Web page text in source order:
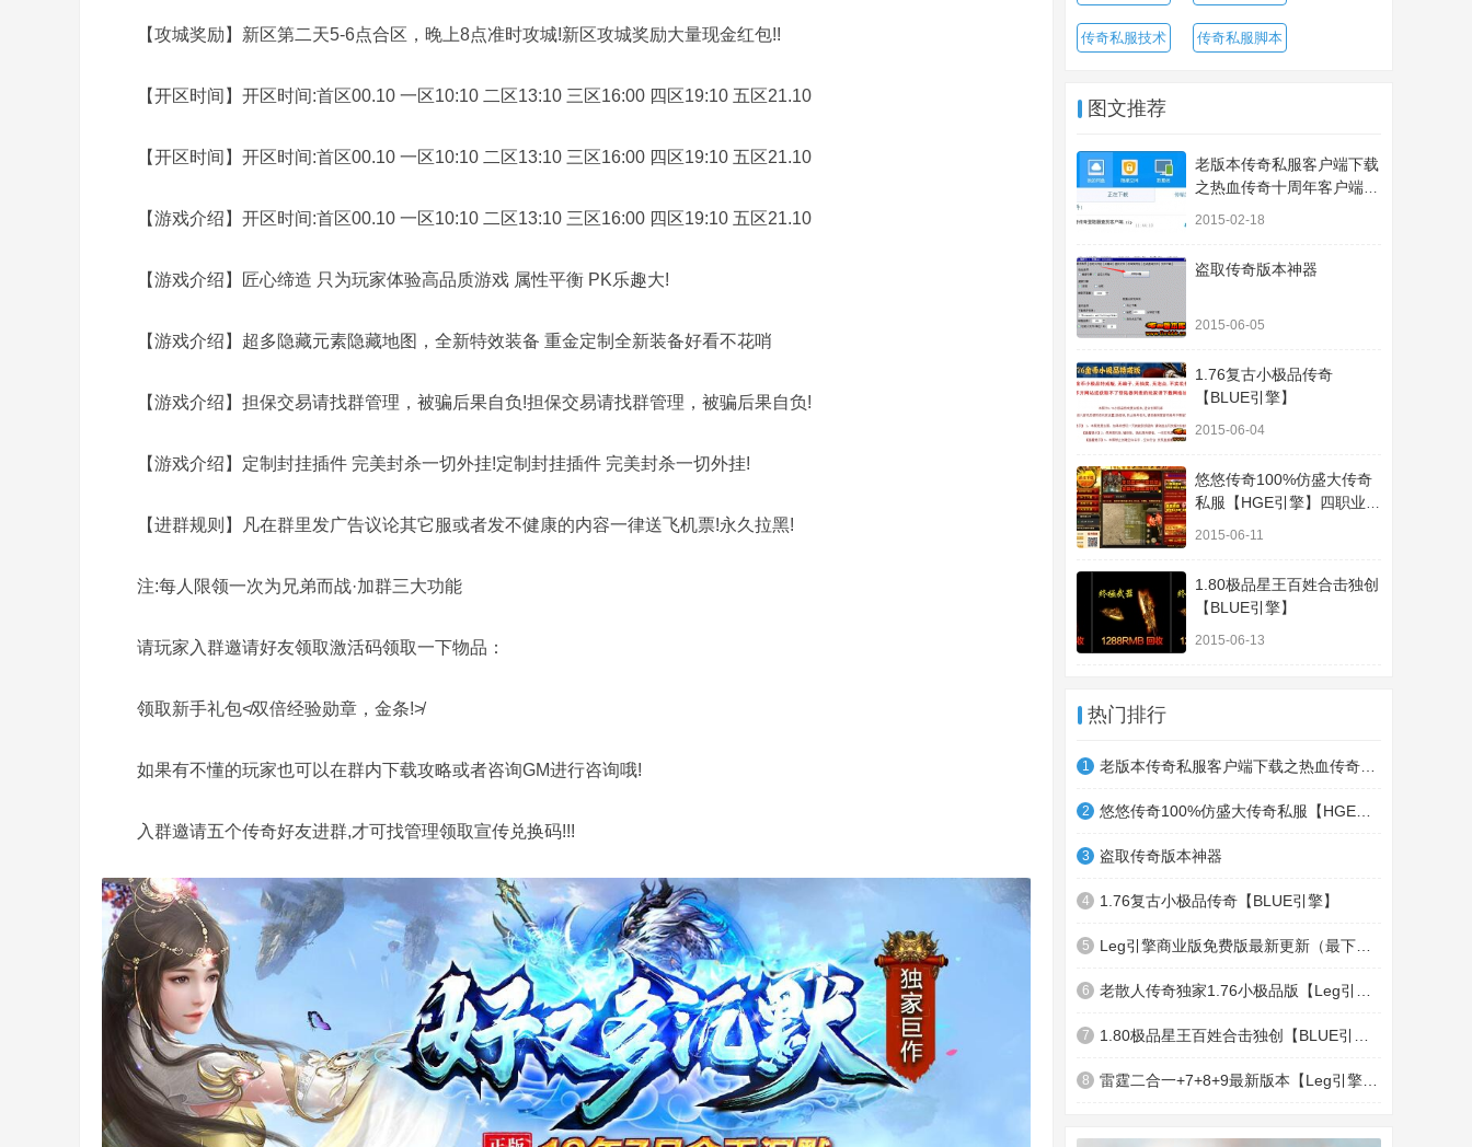
【攻城奖励】新区第二天5-6点合区，晚上8点准时攻城!新区攻城奖励大量现金红包!!
【开区时间】开区时间:首区00.10 一区10:10 二区13:10 三区16:00 四区19:10 五区21.10
【开区时间】开区时间:首区00.10 一区10:10 二区13:10 三区16:00 四区19:10 五区21.10
【游戏介绍】开区时间:首区00.10 一区10:10 二区13:10 三区16:00 四区19:10 五区21.10
【游戏介绍】匠心缔造 只为玩家体验高品质游戏 属性平衡 PK乐趣大!
【游戏介绍】超多隐藏元素隐藏地图，全新特效装备 重金定制全新装备好看不花哨
【游戏介绍】担保交易请找群管理，被骗后果自负!担保交易请找群管理，被骗后果自负!
【游戏介绍】定制封挂插件 完美封杀一切外挂!定制封挂插件 完美封杀一切外挂!
【进群规则】凡在群里发广告议论其它服或者发不健康的内容一律送飞机票!永久拉黑!
注:每人限领一次为兄弟而战·加群三大功能
请玩家入群邀请好友领取激活码领取一下物品：
领取新手礼包≮双倍经验勋章，金条!≯
如果有不懂的玩家也可以在群内下载攻略或者咨询GM进行咨询哦!
入群邀请五个传奇好友进群,才可找管理领取宣传兑换码!!!
传奇私服技术 传奇私服脚本
图文推荐
老版本传奇私服客户端下载
之热血传奇十周年客户端下
2015-02-18
盗取传奇版本神器
2015-06-05
1.76复古小极品传奇
【BLUE引擎】
2015-06-04
悠悠传奇100%仿盛大传奇
私服【HGE引擎】四职业疯
2015-06-11
1.80极品星王百姓合击独创
【BLUE引擎】
2015-06-13
热门排行
1
2
3 盗取传奇版本神器
4 1.76复古小极品传奇【BLUE引擎】
5
6
7
8